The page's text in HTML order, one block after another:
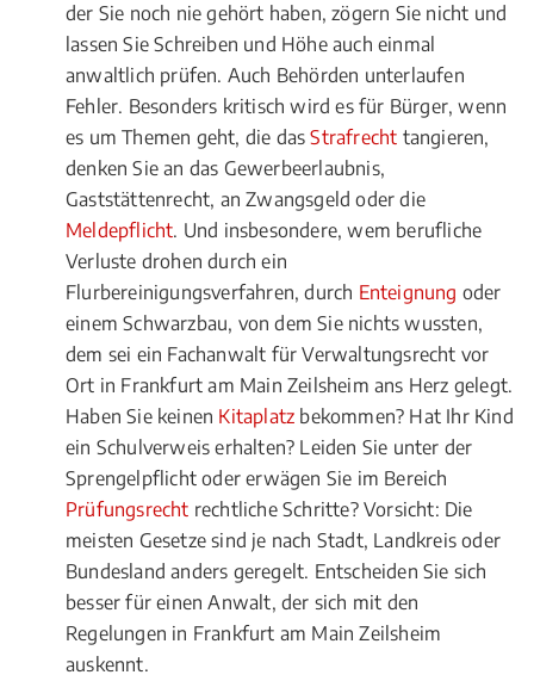
der Sie noch nie gehört haben, zögern Sie nicht und
lassen Sie Schreiben und Höhe auch einmal
anwaltlich prüfen. Auch Behörden unterlaufen
Fehler. Besonders kritisch wird es für Bürger, wenn
es um Themen geht, die dasStrafrecht tangieren,
denken Sie an das Gewerbeerlaubnis,
Gaststättenrecht, an Zwangsgeld oder die
Meldepflicht. Und insbesondere, wem berufliche
Verluste drohen durch ein
Flurbereinigungsverfahren, durch Enteignung oder
einem Schwarzbau, von dem Sie nichts wussten,
dem sei ein Fachanwalt für Verwaltungsrecht vor
Ort in Frankfurt am Main Zeilsheim ans Herz gelegt.
Haben Sie keinen Kitaplatz bekommen? Hat Ihr Kind
ein Schulverweis erhalten? Leiden Sie unter der
Sprengelpflicht oder erwägen Sie im Bereich
Prüfungsrecht rechtliche Schritte? Vorsicht: Die
meisten Gesetze sind je nach Stadt, Landkreis oder
Bundesland anders geregelt. Entscheiden Sie sich
besser für einen Anwalt, der sich mit den
Regelungen in Frankfurt am Main Zeilsheim
auskennt.